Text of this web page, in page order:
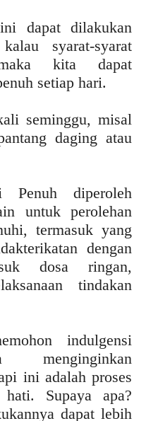
dapat dilakukan
syarat-syarat
kita dapat
setiap hari.
seminggu, misal
daging atau
Penuh diperoleh
untuk perolehan
termasuk yang
dengan
dosa ringan,
tindakan
indulgensi
menginginkan
ini adalah proses
Supaya apa?
dapat lebih